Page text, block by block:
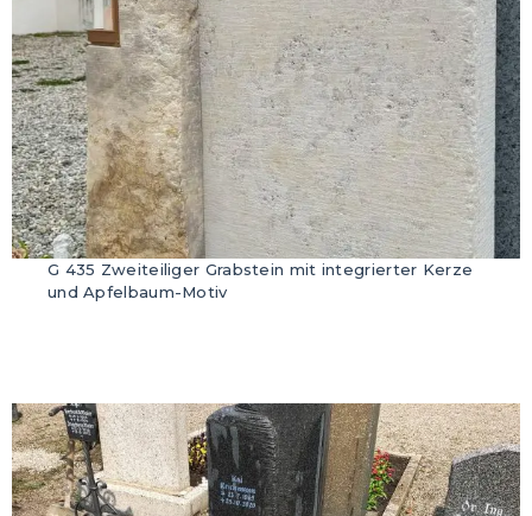
G 435 Zweiteiliger Grabstein mit integrierter Kerze
und Apfelbaum-Motiv